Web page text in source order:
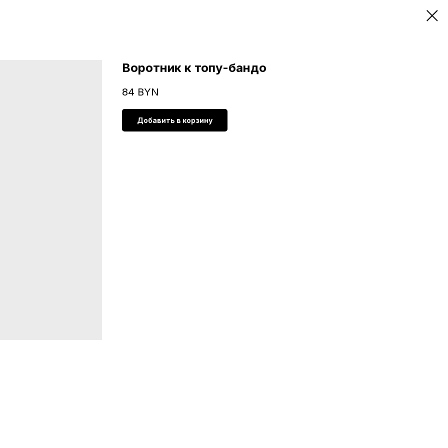
Воротник к топу-бандо
84 BYN
Добавить в корзину